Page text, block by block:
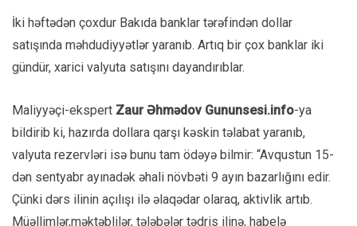
İki həftədən çoxdur Bakıda banklar tərəfindən dollar
satışında məhdudiyyətlər yaranıb. Artıq bir çox banklar iki
gündür, xarici valyuta satışını dayandırıblar.
Maliyyəçi-ekspert Zaur Əhmədov Gununsesi.info-ya
bildirib ki, hazırda dollara qarşı kəskin təlabat yaranıb,
valyuta rezervləri isə bunu tam ödəyə bilmir: “Avqustun 15-
dən sentyabr ayınadək əhali növbəti 9 ayın bazarlığını edir.
Çünki dərs ilinin açılışı ilə əlaqədar olaraq, aktivlik artıb.
Müəllimlər,məktəblilər, tələbələr tədris ilinə, habelə